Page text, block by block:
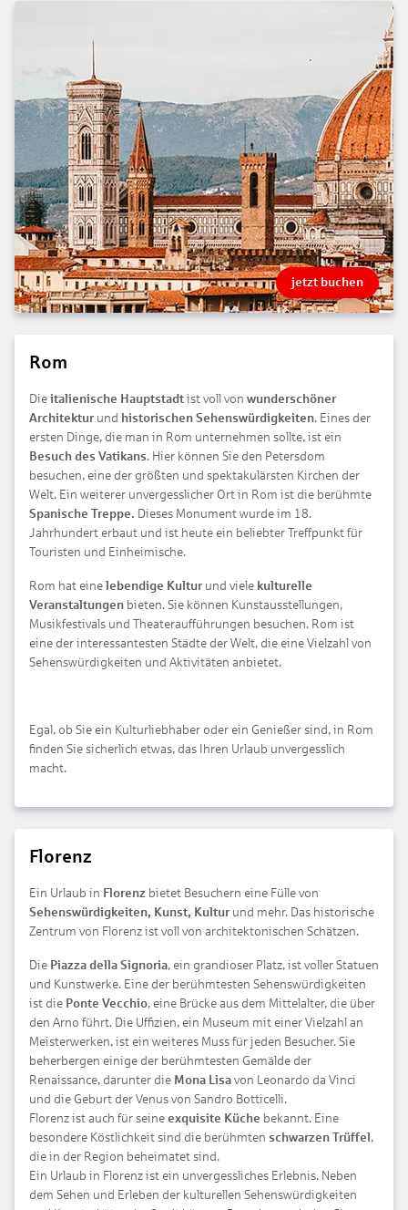
jetzt buchen
Rom
Die italienische Hauptstadt ist voll von wunderschöner
Architekturund historischen Sehenswürdigkeiten. Eines der
ersten Dinge, die man in Rom unternehmen sollte, ist ein
Besuch des Vatikans. Hier können Sie den Petersdom
besuchen, eine der größten und spektakulärsten Kirchen der
Welt. Ein weiterer unvergesslicher Ort in Rom ist die berühmte
Spanische Treppe. Dieses Monument wurde im 18.
Jahrhundert erbaut und ist heute ein beliebter Treffpunkt für
Touristen und Einheimische.
Rom hat eine lebendige Kultur und viele kulturelle
Veranstaltungen bieten. Sie können Kunstausstellungen,
Musikfestivals und Theateraufführungen besuchen. Rom ist
eine der interessantesten Städte der Welt, die eine Vielzahl von
Sehenswürdigkeiten und Aktivitäten anbietet.
Egal, ob Sie ein Kulturliebhaber oder ein Genießer sind, in Rom
finden Sie sicherlich etwas, das Ihren Urlaub unvergesslich
macht.
Florenz
Ein Urlaub in Florenz bietet Besuchern eine Fülle von
Sehenswürdigkeiten, Kunst, Kulturund mehr. Das historische
Zentrum von Florenz ist voll von architektonischen Schätzen.
Die Piazza della Signoria, ein grandioser Platz, ist voller Statuen
und Kunstwerke. Eine der berühmtesten Sehenswürdigkeiten
ist die Ponte Vecchio, eine Brücke aus dem Mittelalter, die über
den Arno führt. Die Uffizien, ein Museum mit einer Vielzahl an
Meisterwerken, ist ein weiteres Muss für jeden Besucher. Sie
beherbergen einige der berühmtesten Gemälde der
Renaissance, darunter die Mona Lisa von Leonardo da Vinci
und die Geburt der Venus von Sandro Botticelli.
Florenz ist auch für seine exquisite Küche bekannt. Eine
besondere Köstlichkeit sind die berühmten schwarzen Trüffel ,
die in der Region beheimatet sind.
Ein Urlaub in Florenz ist ein unvergessliches Erlebnis. Neben
dem Sehen und Erleben der kulturellen Sehenswürdigkeiten